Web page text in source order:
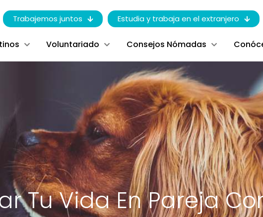
Trabajemos juntos Estudia y trabaja en el extranjero
Voluntariado Consejos Nómadas
Tu Vida En Pareja